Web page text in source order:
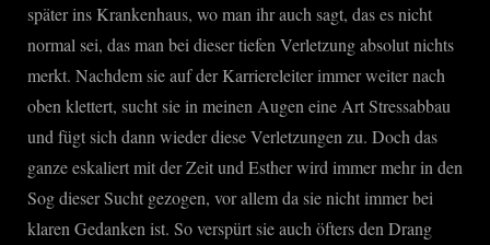
später ins Krankenhaus, wo man ihr auch sagt, das es nicht
normal sei, das man bei dieser tiefen Verletzung absolut nichts
merkt. Nachdem sie auf der Karriereleiter immer weiter nach
oben klettert, sucht sie in meinen Augen eine Art Stressabbau
und fügt sich dann wieder diese Verletzungen zu. Doch das
ganze eskaliert mit der Zeit und Esther wird immer mehr in den
Sog dieser Sucht gezogen, vor allem da sie nicht immer bei
klaren Gedanken ist. So verspürt sie auch öfters den Drang